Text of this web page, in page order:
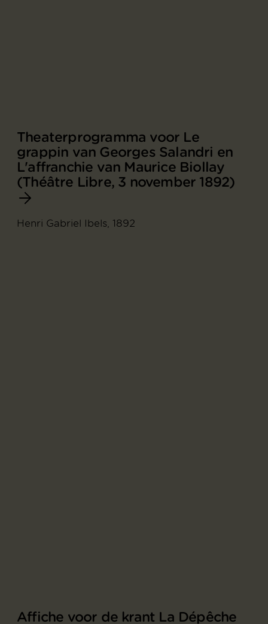
Theaterprogramma voor Le
grappin van Georges Salandri en
L'affranchie van Maurice Biollay
(Théâtre Libre, 3 november 1892)
Henri Gabriel Ibels, 1892
Affiche voor de krant La Dépêche